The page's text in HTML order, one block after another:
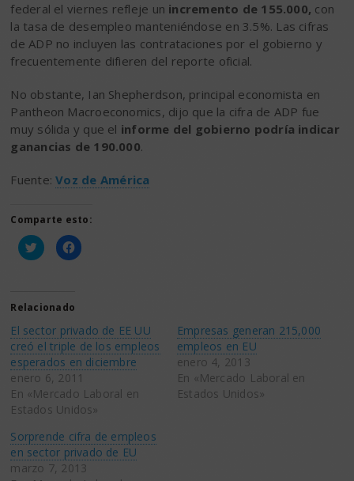
federal el viernes refleje un incremento de 155.000, con
la tasa de desempleo manteniéndose en 3.5%. Las cifras
de ADP no incluyen las contrataciones por el gobierno y
frecuentemente difieren del reporte oficial.
No obstante, Ian Shepherdson, principal economista en
Pantheon Macroeconomics, dijo que la cifra de ADP fue
muy sólida y que el informe del gobierno podría indicar
ganancias de 190.000.
Fuente:Voz de América
Comparte esto:
Haz
clic
(Se
abre
una
ventana
nueva)
Haz
clic
una
ventana
nueva)
Relacionado
El sector privado de EE UU
creó el triple de los empleos
esperados en diciembre
enero 6, 2011
En «Mercado Laboral en
Estados Unidos»
Empresas generan 215,000
empleos en EU
enero 4, 2013
En «Mercado Laboral en
Estados Unidos»
Sorprende cifra de empleos
en sector privado de EU
marzo 7, 2013